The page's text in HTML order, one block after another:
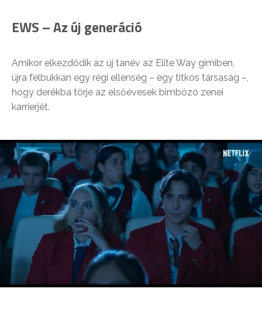
EWS – Az új generáció
Amikor elkezdődik az új tanév az Elite Way gimiben,
újra felbukkan egy régi ellenség – egy titkos társaság –,
hogy derékba törje az elsőévesek bimbózó zenei
karrierjét.